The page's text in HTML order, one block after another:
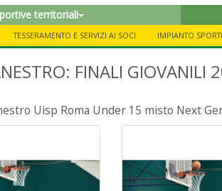
territoriali
TESSERAMENTO E SERVIZI AI SOCI IMPIANTO
FINALI GIOVANILI
Uisp Roma Under 15 misto Next